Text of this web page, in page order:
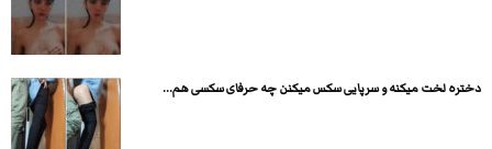
دختره لخت میکنه و سرپایی سکس میکنن چه حرفای سکسی هم...